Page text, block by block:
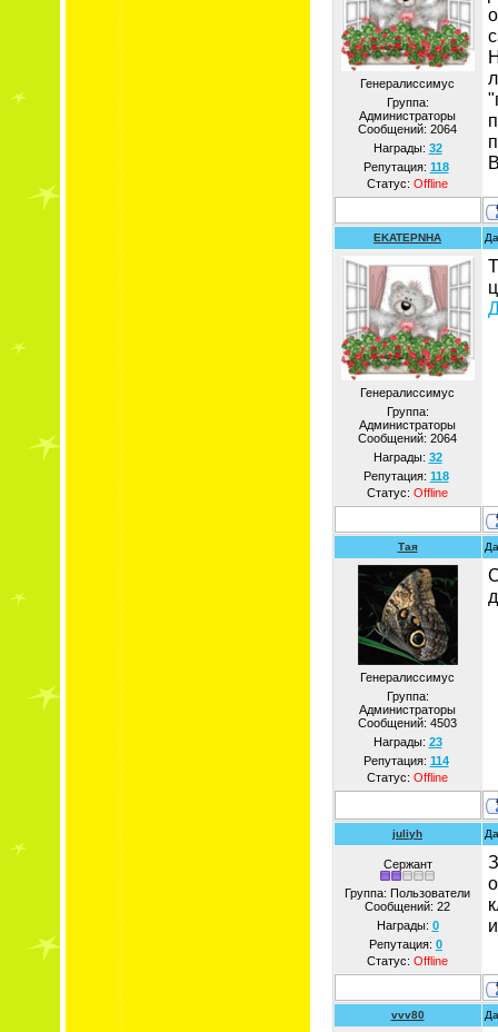
Генералиссимус
Группа:
Администраторы
Сообщений: 2064
Награды: 32
Репутация: 118
Статус: Offline
EKATEPNHA
Генералиссимус
Группа:
Администраторы
Сообщений: 2064
Награды: 32
Репутация: 118
Статус: Offline
Тая
Генералиссимус
Группа:
Администраторы
Сообщений: 4503
Награды: 23
Репутация: 114
Статус: Offline
juliyh
Сержант
Группа: Пользователи
Сообщений: 22
Награды: 0
Репутация: 0
Статус: Offline
vvv80